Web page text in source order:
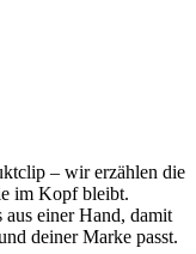
– wir erzählen die
im Kopf bleibt.
einer Hand, damit
deiner Marke passt.